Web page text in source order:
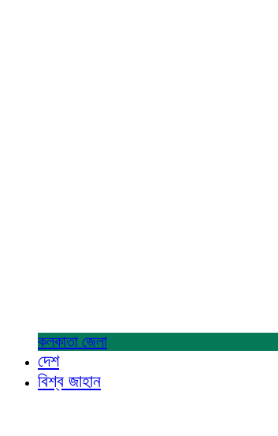
কলকাতা জেলা
দেশ
বিশ্ব জাহান